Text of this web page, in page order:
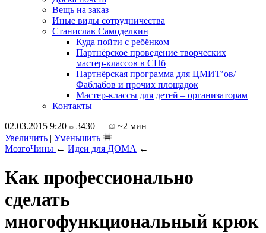
Вещь на заказ
Иные виды сотрудничества
Станислав Самоделкин
Куда пойти с ребёнком
Партнёрское проведение творческих
мастер-классов в СПб
Партнёрская программа для ЦМИТ’ов/
Фаблабов и прочих площадок
Мастер-классы для детей – организаторам
Контакты
02.03.2015 9:20
3430
~2 мин
Увеличить | Уменьшить
МозгоЧины ← Идеи для ДОМА ←
Как профессионально
сделать
многофункциональный крюк